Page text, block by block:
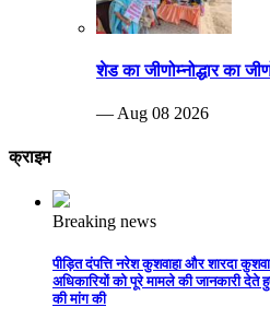
शेड का जीणोम्नोद्धार का
— Aug 08 2026
क्राइम
Breaking news
पीड़ित दंपत्ति नरेश कुशवाहा और शारदा
अधिकारियों को पूरे मामले की जानकारी देते
की मांग की